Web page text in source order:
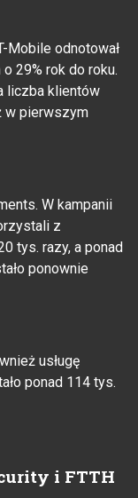
Mobile odnotował
29% rok do roku.
liczba klientów
w pierwszym
W kampanii
z
tys. razy, a ponad
ponownie
usługę
ponad 114 tys.
i FTTH